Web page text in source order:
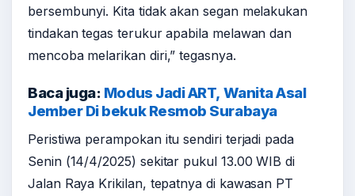
bersembunyi. Kita tidak akan segan melakukan
tindakan tegas terukur apabila melawan dan
mencoba melarikan diri,” tegasnya.
Baca juga: Modus Jadi ART, Wanita Asal
Jember Di bekuk Resmob Surabaya
Peristiwa perampokan itu sendiri terjadi pada
Senin (14/4/2025) sekitar pukul 13.00 WIB di
Jalan Raya Krikilan, tepatnya di kawasan PT